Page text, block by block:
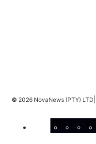
© 2026 NovaNews (PTY) LTD